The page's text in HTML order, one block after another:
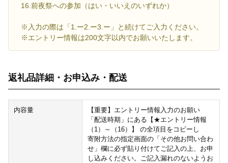
16.前夜祭への参加（はい・いいえのいずれか）
※入力の際は「1.ー2.ー3.ー」と続けてご入力ください。
※エントリー情報は200文字以内でお願いいたします。
返礼品詳細・お申込み・配送
内容量
【重要】エントリー情報入力のお願い
「配送時期」にある【★エントリー情報
（1）～（16）】 の全項目をコピーし
寄附方法の指定画面の「その他お問い合わ
せ」欄に必ず貼り付けてご記入の上、お申
し込みください。ご記入漏れのないようお